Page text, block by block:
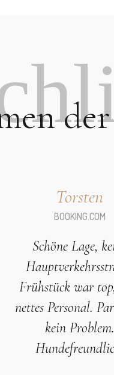
Torsten
BOOKING.COM
Schöne Lage,
Frühstück war
nettes Personal.
kein Problem.